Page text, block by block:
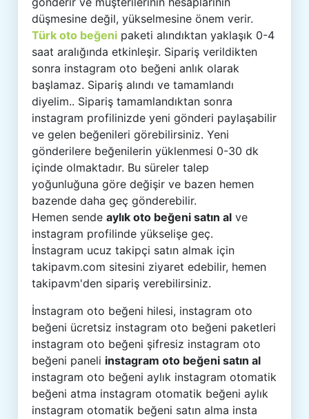
düşmesine değil, yükselmesine önem verir.
Türk oto beğeni paketi alındıktan yaklaşık 0-4
saat aralığında etkinleşir. Sipariş verildikten
sonra instagram oto beğeni anlık olarak
başlamaz. Sipariş alındı ve tamamlandı
diyelim.. Sipariş tamamlandıktan sonra
instagram profilinizde yeni gönderi paylaşabilir
ve gelen beğenileri görebilirsiniz. Yeni
gönderilere beğenilerin yüklenmesi 0-30 dk
içinde olmaktadır. Bu süreler talep
yoğunluğuna göre değişir ve bazen hemen
bazende daha geç gönderebilir.
Hemen sendeaylık oto beğeni satın al ve
instagram profilinde yükselişe geç.
İnstagram ucuz takipçi satın almak için
takipavm.com sitesini ziyaret edebilir, hemen
takipavm'den sipariş verebilirsiniz.
İnstagram oto beğeni hilesi, instagram oto
beğeni ücretsiz instagram oto beğeni paketleri
instagram oto beğeni şifresiz instagram oto
beğeni paneli instagram oto beğeni satın al
instagram oto beğeni aylık instagram otomatik
beğeni atma instagram otomatik beğeni aylık
instagram otomatik beğeni satın alma insta